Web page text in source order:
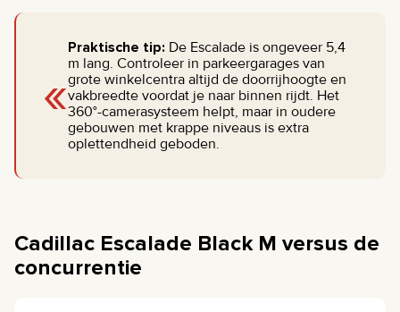
«
Praktische tip: De Escalade is ongeveer 5,4
m lang. Controleer in parkeergarages van
grote winkelcentra altijd de doorrijhoogte en
vakbreedte voordat je naar binnen rijdt. Het
360°-camerasysteem helpt, maar in oudere
gebouwen met krappe niveaus is extra
oplettendheid geboden.
Cadillac Escalade Black M versus de
concurrentie